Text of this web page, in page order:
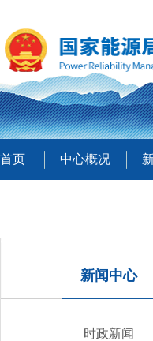
首页 中心概况
新闻中心
时政新闻